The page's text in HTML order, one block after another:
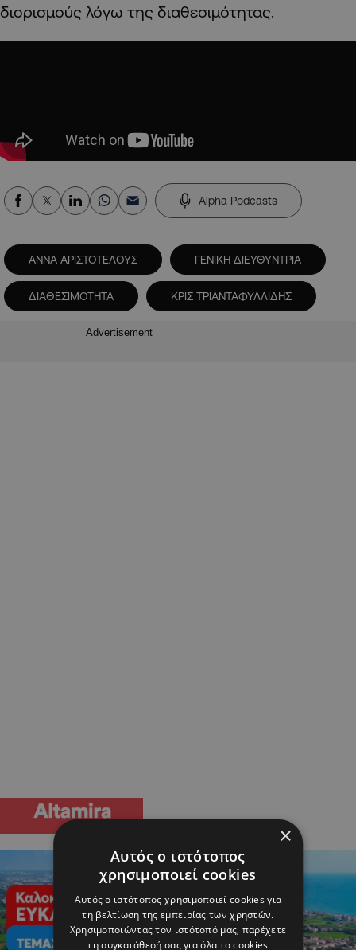
διορισμούς λόγω της διαθεσιμότητας.
Alpha Podcasts
ΑΝΝΑ ΑΡΙΣΤΟΤΕΛΟΥΣ ΓΕΝΙΚΗ ΔΙΕΥΘΥΝΤΡΙΑ
ΔΙΑΘΕΣΙΜΟΤΗΤΑ ΚΡΙΣ ΤΡΙΑΝΤΑΦΥΛΛΙΔΗΣ
Advertisement
×
Αυτός ο ιστότοπος
χρησιμοποιεί cookies
Αυτός ο ιστότοπος χρησιμοποιεί cookies για
τη βελτίωση της εμπειρίας των χρηστών.
Χρησιμοποιώντας τον ιστότοπό μας, παρέχετε
τη συγκατάθεσή σας για όλα τα cookies